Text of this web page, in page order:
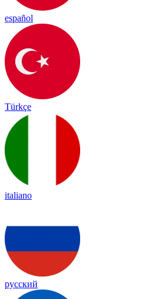
español
Türkçe
italiano
русский